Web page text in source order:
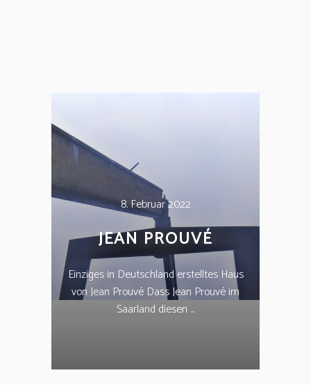
8. Februar 2022
JEAN PROUVÉ
Einziges in Deutschland erstelltes Haus
von Jean Prouvé Dass Jean Prouvé im
Saarland diesen